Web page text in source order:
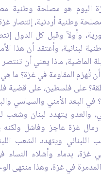
اليوم هو مصلحة وطنية
وطنية أردنية، إنتصار
وأولاً وقبل كل ‏الدول
لبنانية، وأعتقد أن هذا
‏الماضية، ماذا يعني أن
أن تُهزم المقاومة في غزة؟ ما
على فلسطين، على قضية
في البعد الأمني ‏والسياسي
والعدو يتهدد لبنان وشعب
‏غزة عاجز وفاشل ولكنه
اللبناني ويتهدد الشعب
غزة، بدماء وأشلاء النساء
في غزة، وهذا منتهى